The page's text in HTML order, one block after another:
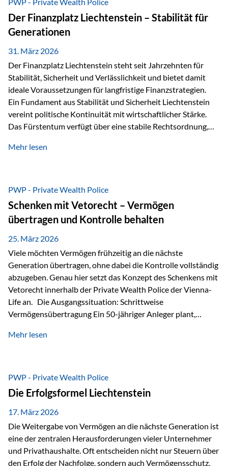
heißt das:Diese Gelder gehören im Konkursfall nicht zur
allgemeinen Konkursmasse, sondern werden ausschließlich
zur Erfüllung…
Der Finanzplatz Liechtenstein – Stabilität für
Generationen
31. März 2026
Der Finanzplatz Liechtenstein steht seit Jahrzehnten für
Stabilität, Sicherheit und Verlässlichkeit und bietet damit
ideale Voraussetzungen für langfristige Finanzstrategien.
Ein Fundament aus Stabilität und Sicherheit Liechtenstein
vereint politische Kontinuität mit wirtschaftlicher Stärke.
Das Fürstentum verfügt über eine stabile Rechtsordnung,
monarchischen Elementen basiert. Diese Struktur schafft
und Unternehmen. Ein wesentliches Merkmal ist die
Staatsfinanzierung: Liechtenstein weist keine
Staatsschulden auf, und der Schutz der wirtschaftlichen
Interessen der Bevölkerung ist in der Verfassung verankert.
Besonders hervorzuheben ist hierbei Artikel 14 der
liechtensteinischen Verfassung. Darin…
Mehr lesen
PWP - Private Wealth Police
Schenken mit Vetorecht – Vermögen
übertragen und Kontrolle behalten
25. März 2026
Viele möchten Vermögen frühzeitig an die nächste
Generation übertragen, ohne dabei die Kontrolle vollständig
abzugeben. Genau hier setzt das Konzept des Schenkens mit
Vetorecht innerhalb der Private Wealth Police der Vienna-
Life an. Die Ausgangssituation: Schrittweise
Vermögensübertragung Ein 50-jähriger Anleger plant,
der steuerliche Freibetrag optimal genutzt werden, sondern
strukturierte, langfristige Vermögensübertragung, ohne die
Kontrolle vollständig aus der Hand zu geben. Die Lösung:
Abschmelzung mit Vetorecht Die Umsetzung erfolgt über die
Private Wealth Police…
Mehr lesen
PWP - Private Wealth Police
Die Erfolgsformel Liechtenstein
17. März 2026
Die Weitergabe von Vermögen an die nächste Generation ist
eine der zentralen Herausforderungen vieler Unternehmer
und Privathaushalte. Oft entscheiden nicht nur Steuern über
den Erfolg der Nachfolge, sondern auch Vermögensschutz,